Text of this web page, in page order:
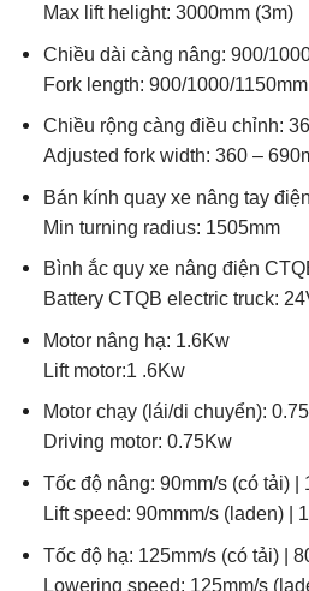
Max lift helight: 3000mm (3m)
Chiều dài càng nâng: 900/
Fork length: 900/1000/1150mm
Chiều rộng càng điều chỉnh:
Adjusted fork width: 360 –
Bán kính quay xe nâng tay
Min turning radius: 1505mm
Bình ắc quy xe nâng điện
Battery CTQB electric truck:
Motor nâng hạ: 1.6Kw
Lift motor:1 .6Kw
Motor chạy (lái/di chuyển):
Driving motor: 0.75Kw
Tốc độ nâng: 90mm/s (có tải) |
Lift speed: 90mmm/s (laden) |
Tốc độ hạ: 125mm/s (có tải) |
Lowering speed: 125mm/s